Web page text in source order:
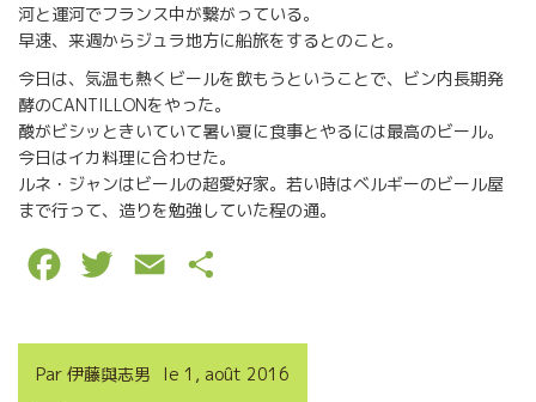
河と運河でフランス中が繋がっている。
早速、来週からジュラ地方に船旅をするとのこと。
今日は、気温も熱くビールを飲もうということで、ビン内長期発
酵のCANTILLONをやった。
酸がビシッときいていて暑い夏に食事とやるには最高のビール。
今日はイカ料理に合わせた。
ルネ・ジャンはビールの超愛好家。若い時はベルギーのビール屋
まで行って、造りを勉強していた程の通。
c
i
a
r
Par 伊藤與志男 le 1, août 2016